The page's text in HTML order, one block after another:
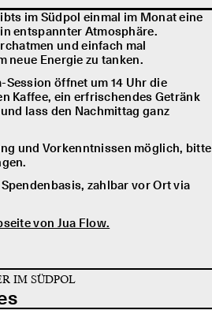
im Südpol einmal im Monat eine
entspannter Atmosphäre.
und einfach mal
neue Energie zu tanken.
Session öffnet um 14 Uhr die
Kaffee, ein erfrischendes Getränk
lass den Nachmittag ganz
und Vorkenntnissen möglich, bitte
zahlbar vor Ort via
von Jua Flow.
IM SÜDPOL